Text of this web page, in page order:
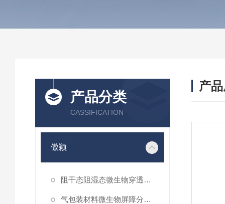
产品分类
CASSIFICATION
傲颖
阻干态阻湿态微生物穿透性能测试仪
气包装材料微生物屏障分等试验仪
产